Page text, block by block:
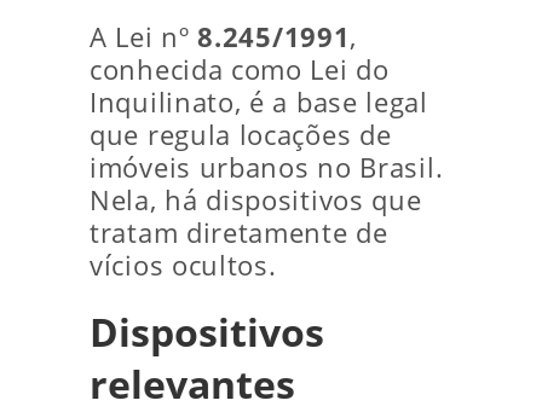
A Lei nº8.245/1991,
conhecida como Lei do
Inquilinato, é a base legal
que regula locações de
imóveis urbanos no Brasil.
Nela, há dispositivos que
tratam diretamente de
vícios ocultos.
Dispositivos
relevantes